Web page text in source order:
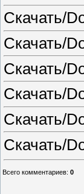
Скачать/
Скачать/
Скачать/
Скачать/
Скачать/
Скачать/
Всего комментариев: 0